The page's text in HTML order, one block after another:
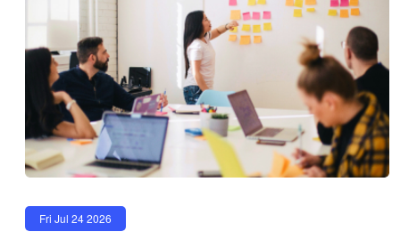
Fri Jul 24 2026